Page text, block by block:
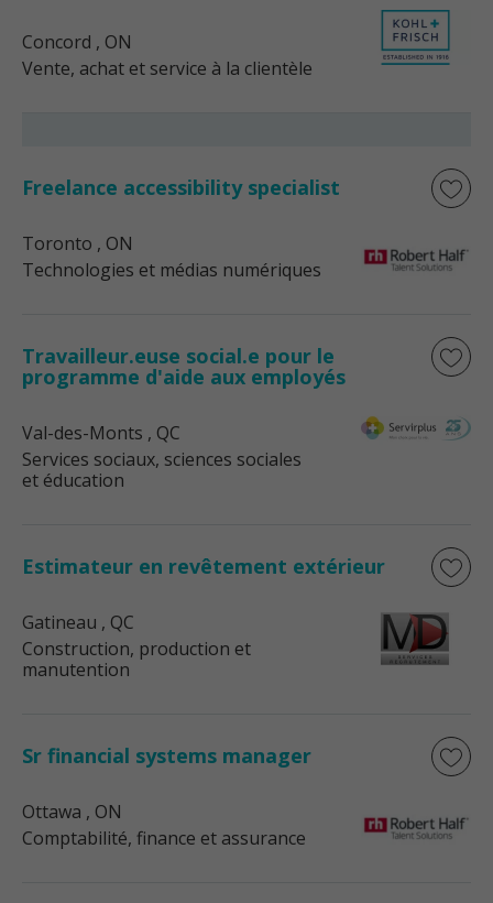
Concord , ON
Vente, achat et service à la clientèle
Freelance accessibility specialist
Toronto , ON
Technologies et médias numériques
Travailleur.euse social.e pour le
programme d'aide aux employés
Val-des-Monts , QC
Services sociaux, sciences sociales
et éducation
Estimateur en revêtement extérieur
Gatineau , QC
Construction, production et
manutention
Sr financial systems manager
Ottawa , ON
Comptabilité, finance et assurance